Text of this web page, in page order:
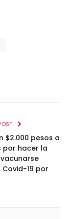
$2.000 pesos a
por hacer la
19 por